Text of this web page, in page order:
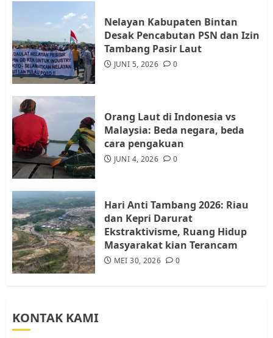
4
Warga Rempang Ajukan
Audiensi dengan Wali Kota
5
Tim Advokasi Desak BP Batam
Berhenti Merampas Tanah
Nelayan Kabupaten Bintan
Desak Pencabutan PSN dan Izin
Tambang Pasir Laut
JUNI 5, 2026 0
Orang Laut di Indonesia vs
Malaysia: Beda negara, beda
cara pengakuan
JUNI 4, 2026 0
Hari Anti Tambang 2026: Riau
dan Kepri Darurat
Ekstraktivisme, Ruang Hidup
Masyarakat kian Terancam
MEI 30, 2026 0
KONTAK KAMI